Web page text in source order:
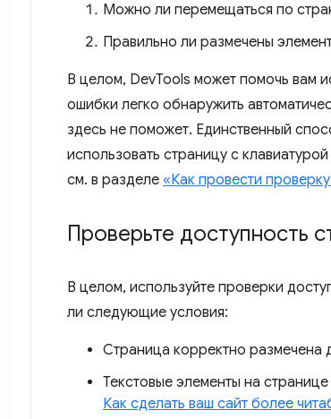
Можно ли перемещаться по
Правильно ли размечены
В целом, DevTools может помочь вам
ошибки легко обнаружить
здесь не поможет. Единственный
использовать страницу с
см. в разделе «Как провести
Проверьте доступность
В целом, используйте проверки
ли следующие условия:
Страница корректно размечена
Текстовые элементы на
Как сделать ваш сайт более